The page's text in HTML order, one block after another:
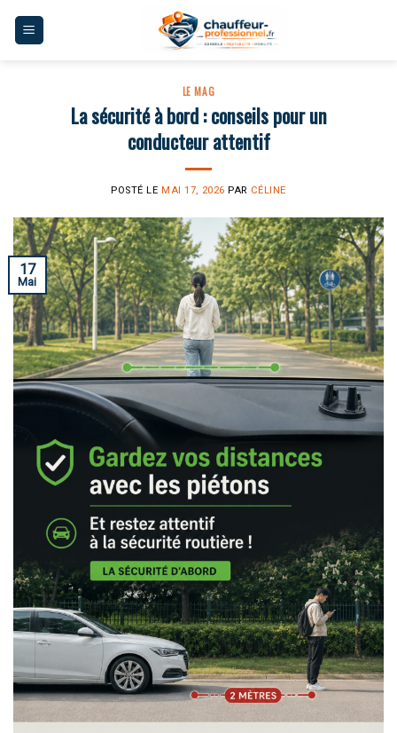
LE MAG
La sécurité à bord : conseils pour un
conducteur attentif
POSTÉ LE MAI 17, 2026 PAR CÉLINE
17
Mai